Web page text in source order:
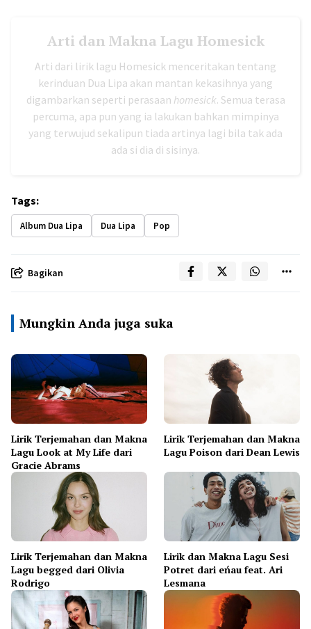
Arti dan Makna Lagu Homesick
Arti dari lirik lagu Homesick menceritakan tentang
kerinduan Dua Lipa akan mantan kekasihnya yang
digambarkan seperti perasaan homesick. Semua terasa
percuma, apa pun yang ia lakukan bahkan mimpinya
yang terwujud sekalipun tiada artinya lagi bila tak ada
ada si dia di sisinya.
Tags:
Album Dua Lipa Dua Lipa Pop
Bagikan
Mungkin Anda juga suka
Lirik Terjemahan dan Makna
Lagu Look at My Life dari
Gracie Abrams
Lirik Terjemahan dan Makna
Lagu Poison dari Dean Lewis
Lirik Terjemahan dan Makna
Lagu begged dari Olivia
Rodrigo
Lirik dan Makna Lagu Sesi
Potret dari eńau feat. Ari
Lesmana